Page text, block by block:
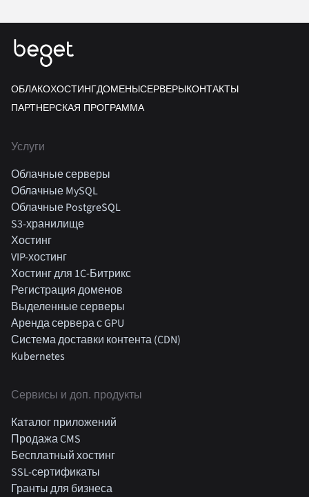
ОБЛАКОХОСТИНГДОМЕНЫСЕРВЕРЫКОНТАКТЫ
ПАРТНЕРСКАЯ ПРОГРАММА
Услуги
Облачные серверы
Облачные MySQL
Облачные PostgreSQL
S3-хранилище
Хостинг
VIP-хостинг
Хостинг для 1C-Битрикс
Регистрация доменов
Выделенные серверы
Аренда сервера с GPU
Система доставки контента (CDN)
Kubernetes
Cервисы и доп. продукты
Каталог приложений
Продажа CMS
Бесплатный хостинг
SSL-сертификаты
Гранты для бизнеса